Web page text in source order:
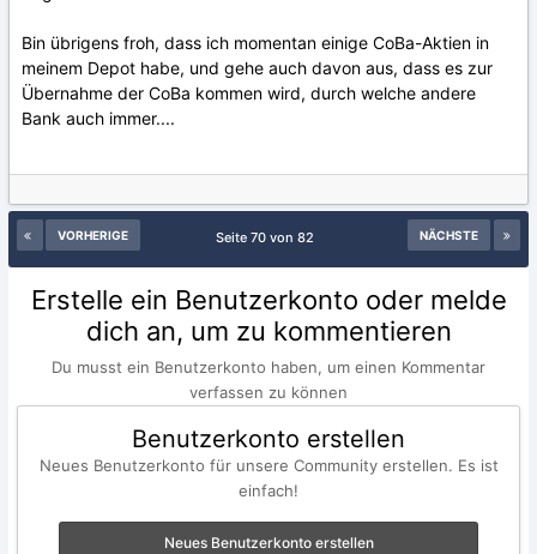
Bin übrigens froh, dass ich momentan einige CoBa-Aktien in
meinem Depot habe, und gehe auch davon aus, dass es zur
Übernahme der CoBa kommen wird, durch welche andere
Bank auch immer....
VORHERIGE NÄCHSTE
Seite 70 von 82
Erstelle ein Benutzerkonto oder melde
dich an, um zu kommentieren
Du musst ein Benutzerkonto haben, um einen Kommentar
verfassen zu können
Benutzerkonto erstellen
Neues Benutzerkonto für unsere Community erstellen. Es ist
einfach!
Neues Benutzerkonto erstellen